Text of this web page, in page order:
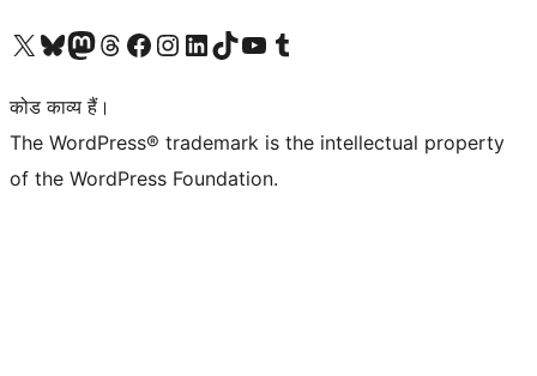
Visit our X (formerly Twitter) account
हमारे बलुस्की खाते पर जाएँVisit our Mastodon account
हमारे थ्रेड्स अकाउंट पर जाएंहमारे फेसबुक पेज पर जाएँहमारे इंस्टाग्राम अकाउंट पर जाएंहमारे लिंक्डइन खाते पर जाएँहमारे टिकटॉक खाते पर जाएँहमारे यूट्यूब चैनल पर जाएंहमारे Tumblr खाते पर जाएँ
कोड काव्य हैं।
The WordPress® trademark is the intellectual property
of the WordPress Foundation.